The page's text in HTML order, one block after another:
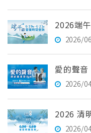
2026端
2026/
愛的聲
2026/
2026 清
2026/